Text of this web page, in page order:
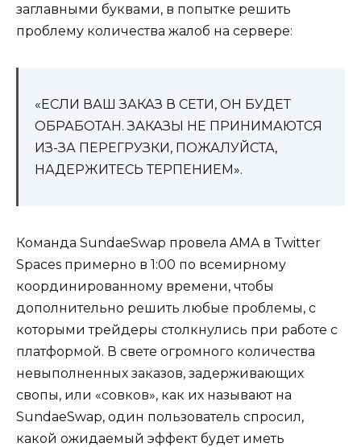
заглавными буквами, в попытке решить
проблему количества жалоб на сервере:
«ЕСЛИ ВАШ ЗАКАЗ В СЕТИ, ОН БУДЕТ
ОБРАБОТАН. ЗАКАЗЫ НЕ ПРИНИМАЮТСЯ
ИЗ-ЗА ПЕРЕГРУЗКИ, ПОЖАЛУЙСТА,
НАДЕРЖИТЕСЬ ТЕРПЕНИЕМ».
Команда SundaeSwap провела AMA в Twitter
Spaces примерно в 1:00 по всемирному
координированному времени, чтобы
дополнительно решить любые проблемы, с
которыми трейдеры столкнулись при работе с
платформой. В свете огромного количества
невыполненных заказов, задерживающих
свопы, или «совков», как их называют на
SundaeSwap, один пользователь спросил,
какой ожидаемый эффект будет иметь